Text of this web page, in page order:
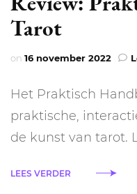
Tarot
on 16 november 2022
Het Praktisch
praktische,
de kunst van tarot.
LEES VERDER